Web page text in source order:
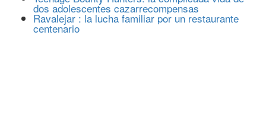
dos adolescentes cazarrecompensas
Ravalejar : la lucha familiar por un restaurante
centenario